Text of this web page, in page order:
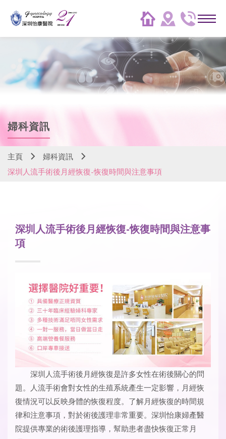
婦科資訊
主頁
婦科資訊
深圳人流手術後月經恢復-恢復時間與注意事項
深圳人流手術後月經恢復-恢復時間與注意事
項
深圳人流手術後月經恢復是許多女性在術後關心的問
題。人流手術會對女性的生殖系統產生一定影響，月經恢
復情況可以反映身體的恢復程度。了解月經恢復的時間規
律和注意事項，對於術後護理非常重要。深圳怡康婦產醫
院提供專業的術後護理指導，幫助患者盡快恢復正常月